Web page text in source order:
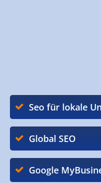
Seo für lokale
Global SEO
Google